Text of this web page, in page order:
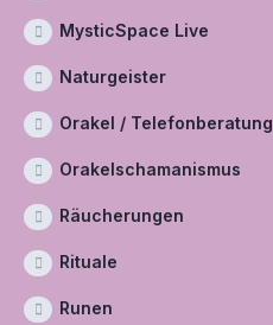
MysticSpace Live
Naturgeister
Orakel / Telefonberatung
Orakelschamanismus
Räucherungen
Rituale
Runen